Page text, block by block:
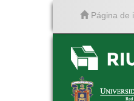
Página de